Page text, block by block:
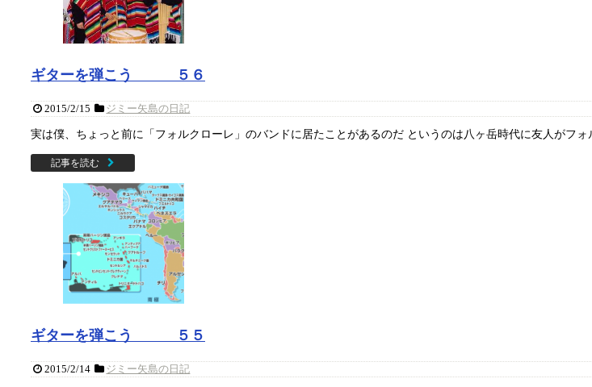
ギターを弾こう ５６
2015/2/15 ジミー矢島の日記
実は僕、ちょっと前に「フォルクローレ」のバンドに居たことがあるのだ というのは八ヶ岳時代に友人がフォ
記事を読む
ギターを弾こう ５５
2015/2/14 ジミー矢島の日記